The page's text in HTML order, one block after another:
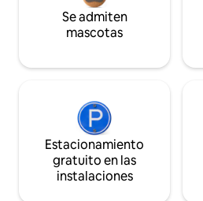
Se admiten
mascotas
Estacionamiento
gratuito en las
instalaciones